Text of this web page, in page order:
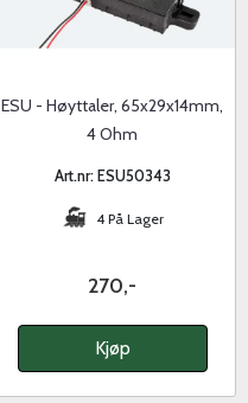
ESU - Høyttaler, 65x29x14mm,
4 Ohm
Art.nr: ESU50343
4 På Lager
270,-
Kjøp